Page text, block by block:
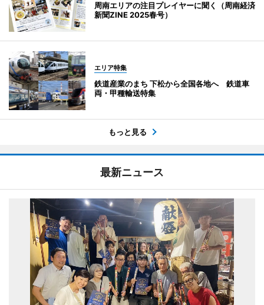
周南エリアの注目プレイヤーに聞く（周南経済
新聞ZINE 2025春号）
エリア特集
鉄道産業のまち 下松から全国各地へ 鉄道車
両・甲種輸送特集
もっと見る
最新ニュース